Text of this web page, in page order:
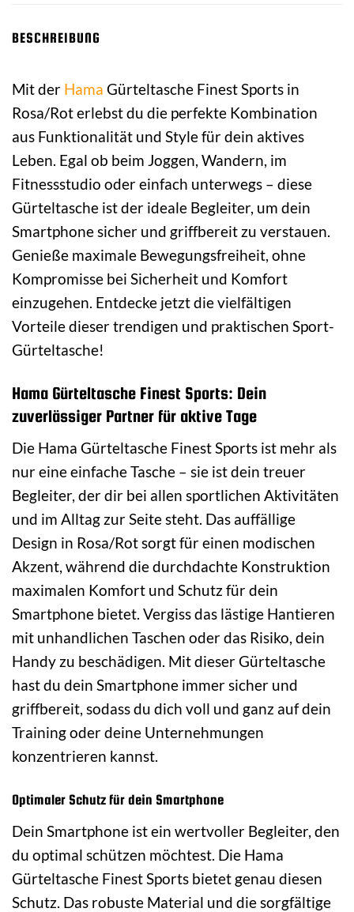
BESCHREIBUNG
Mit der Hama Gürteltasche Finest Sports in
Rosa/Rot erlebst du die perfekte Kombination
aus Funktionalität und Style für dein aktives
Leben. Egal ob beim Joggen, Wandern, im
Fitnessstudio oder einfach unterwegs – diese
Gürteltasche ist der ideale Begleiter, um dein
Smartphone sicher und griffbereit zu verstauen.
Genieße maximale Bewegungsfreiheit, ohne
Kompromisse bei Sicherheit und Komfort
einzugehen. Entdecke jetzt die vielfältigen
Vorteile dieser trendigen und praktischen Sport-
Gürteltasche!
Hama Gürteltasche Finest Sports: Dein
zuverlässiger Partner für aktive Tage
Die Hama Gürteltasche Finest Sports ist mehr als
nur eine einfache Tasche – sie ist dein treuer
Begleiter, der dir bei allen sportlichen Aktivitäten
und im Alltag zur Seite steht. Das auffällige
Design in Rosa/Rot sorgt für einen modischen
Akzent, während die durchdachte Konstruktion
maximalen Komfort und Schutz für dein
Smartphone bietet. Vergiss das lästige Hantieren
mit unhandlichen Taschen oder das Risiko, dein
Handy zu beschädigen. Mit dieser Gürteltasche
hast du dein Smartphone immer sicher und
griffbereit, sodass du dich voll und ganz auf dein
Training oder deine Unternehmungen
konzentrieren kannst.
Optimaler Schutz für dein Smartphone
Dein Smartphone ist ein wertvoller Begleiter, den
du optimal schützen möchtest. Die Hama
Gürteltasche Finest Sports bietet genau diesen
Schutz. Das robuste Material und die sorgfältige